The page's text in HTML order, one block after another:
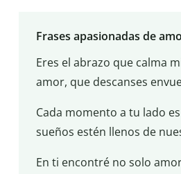
Frases apasionadas de
Eres el abrazo que calma
amor, que descanses
Cada momento a tu lado
sueños estén llenos de
En ti encontré no solo